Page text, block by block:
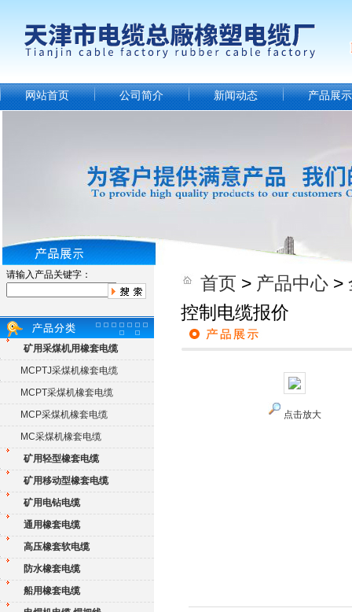
网站首页 公司简介 新闻动态 产品展示
请输入产品关键字：
矿用采煤机用橡套电缆
MCPTJ采煤机橡套电缆
MCPT采煤机橡套电缆
MCP采煤机橡套电缆
MC采煤机橡套电缆
矿用轻型橡套电缆
矿用移动型橡套电缆
矿用电钻电缆
通用橡套电缆
高压橡套软电缆
防水橡套电缆
船用橡套电缆
首页 > 产品中心 >
控制电缆报价
点击放大